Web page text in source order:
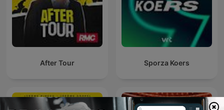
After Tour Sporza Koers